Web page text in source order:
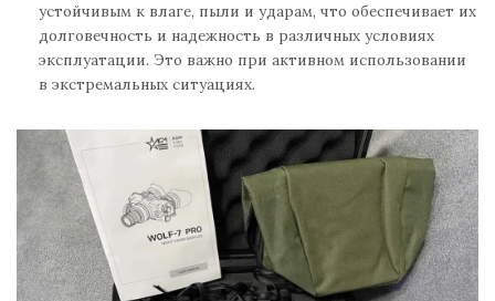
устойчивым к влаге, пыли и ударам, что обеспечивает их
долговечность и надежность в различных условиях
эксплуатации. Это важно при активном использовании
в экстремальных ситуациях.